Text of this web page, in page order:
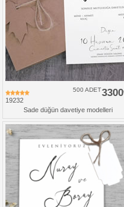
19232
3300
500 ADET
Sade düğün davetiye modelleri